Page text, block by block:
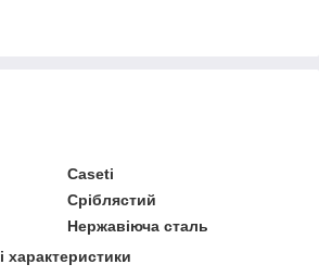
Caseti
Сріблястий
Нержавіюча сталь
характеристики